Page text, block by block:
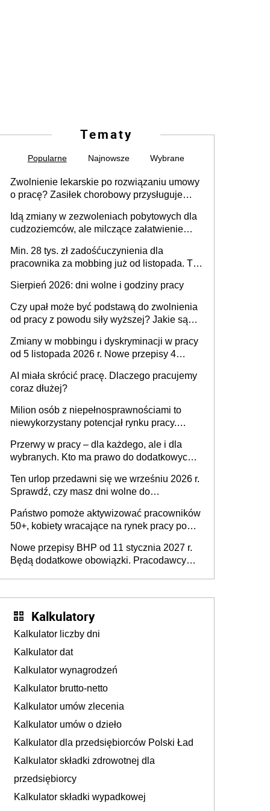
Tematy
Popularne Najnowsze Wybrane
Zwolnienie lekarskie po rozwiązaniu umowy
o pracę? Zasiłek chorobowy przysługuje
dni od ustania stosunku pracy
Idą zmiany w zezwoleniach pobytowych dla
cudzoziemców, ale milczące załatwienie
Min. 28 tys. zł zadośćuczynienia dla
pracownika za mobbing już od listopada. To
zespołu
Sierpień 2026: dni wolne i godziny pracy
Czy upał może być podstawą do zwolnienia
od pracy z powodu siły wyższej? Jakie są
Zmiany w mobbingu i dyskryminacji w pracy
od 5 listopada 2026 r. Nowe przepisy 4
Ustaw
AI miała skrócić pracę. Dlaczego pracujemy
coraz dłużej?
Milion osób z niepełnosprawnościami to
niewykorzystany potencjał rynku pracy.
dofinansowań czy refundacji, ale bariery po
stronie systemu i świadomości
pracodawców [WYWIAD]
Przerwy w pracy – dla każdego, ale i dla
wybranych. Kto ma prawo do dodatkowych
Ten urlop przedawni się we wrześniu 2026 r.
Sprawdź, czy masz dni wolne do
Państwo pomoże aktywizować pracowników
50+, kobiety wracające na rynek pracy po
osoby neuroatypowe. Powstanie Fundusz
na rzecz Inkluzywności w Zatrudnianiu?
Nowe przepisy BHP od 11 stycznia 2027 r.
Będą dodatkowe obowiązki. Pracodawcy
Kalkulatory
Kalkulator liczby dni
Kalkulator dat
Kalkulator wynagrodzeń
Kalkulator brutto-netto
Kalkulator umów zlecenia
Kalkulator umów o dzieło
Kalkulator dla przedsiębiorców Polski Ład
Kalkulator składki zdrowotnej dla
przedsiębiorcy
Kalkulator składki wypadkowej